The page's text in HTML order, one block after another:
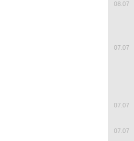
08.07
07.07
07.07
07.07